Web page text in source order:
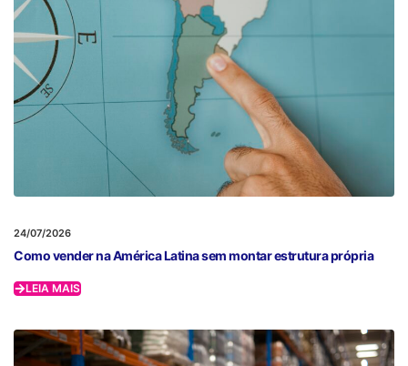
24/07/2026
Como vender na América Latina sem montar estrutura própria
LEIA MAIS